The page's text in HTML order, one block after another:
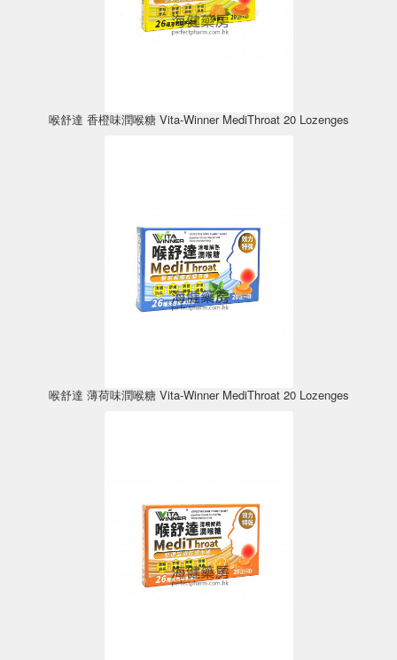
喉舒達 香橙味潤喉糖 Vita-Winner MediThroat 20 Lozenges
喉舒達 薄荷味潤喉糖 Vita-Winner MediThroat 20 Lozenges